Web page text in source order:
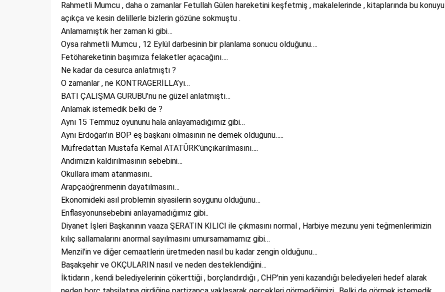
Rahmetli Mumcu , daha o zamanlar Fetullah Gülen hareketini keşfetmiş , makalelerinde , kitaplarında bu konuyu
açıkça ve kesin delillerle bizlerin gözüne sokmuştu .
Anlamamıştık her zaman ki gibi…
Oysa rahmetli Mumcu , 12 Eylül darbesinin bir planlama sonucu olduğunu….
Fetöhareketinin başımıza felaketler açacağını….
Ne kadar da cesurca anlatmıştı ?
O zamanlar , ne KONTRAGERİLLA’yı…
BATI ÇALIŞMA GURUBU’nu ne güzel anlatmıştı…
Anlamak istemedik belki de ?
Aynı 15 Temmuz oyununu hala anlayamadığımız gibi…
Aynı Erdoğan’ın BOP eş başkanı olmasının ne demek olduğunu…..
Müfredattan Mustafa Kemal ATATÜRK’ünçıkarılmasını….
Andımızın kaldırılmasının sebebini…
Okullara imam atanmasını..
Arapçaöğrenmenin dayatılmasını…
Ekonomideki asıl problemin siyasilerin soygunu olduğunu…
Enflasyonunsebebini anlayamadığımız gibi..
Diyanet İşleri Başkanının vaaza ŞERATIN KILICI ile çıkmasını normal , Harbiye mezunu yeni teğmenlerimizin
kılıç sallamalarını anormal sayılmasını umursamamamız gibi…
Menzil’in ve diğer cemaatlerin üretmeden nasıl bu kadar zengin olduğunu…
Başakşehir ve OKÇULARIN nasıl ve neden desteklendiğini…
İktidarın , kendi belediyelerinin çökerttiği , borçlandırdığı , CHP’nin yeni kazandığı belediyeleri hedef alarak